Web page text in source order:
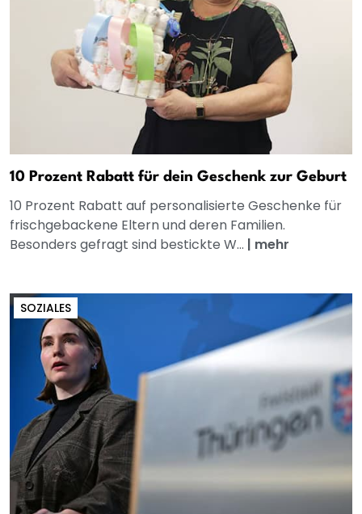
10 Prozent Rabatt für dein Geschenk zur Geburt
10 Prozent Rabatt auf personalisierte Geschenke für
frischgebackene Eltern und deren Familien.
Besonders gefragt sind bestickte W... | mehr
SOZIALES